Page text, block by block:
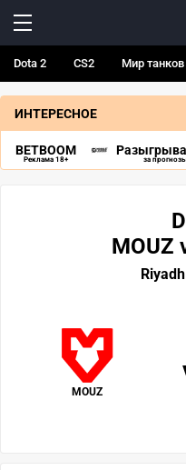
Dota 2 CS2 Мир танков
ИНТЕРЕСНОЕ
BETBOOM
Реклама 18+ за
MOUZ
MOUZ